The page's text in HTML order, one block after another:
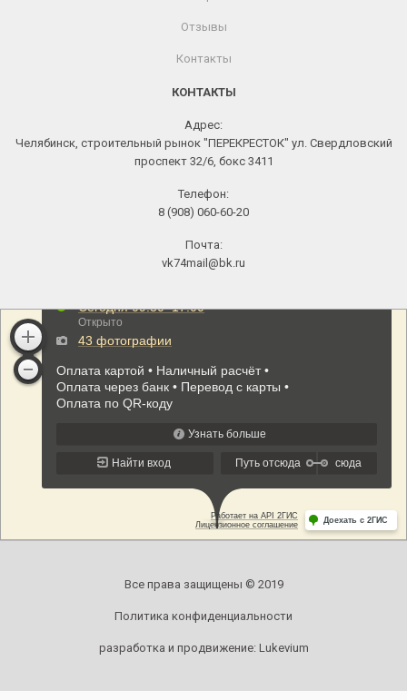
Отзывы
Контакты
КОНТАКТЫ
Адрес:
Челябинск, строительный рынок "ПЕРЕКРЕСТОК" ул. Свердловский
проспект 32/6, бокс 3411
Телефон:
8 (908) 060-60-20
Почта:
vk74mail@bk.ru
Все права защищены © 2019
Политика конфиденциальности
разработка и продвижение: Lukevium